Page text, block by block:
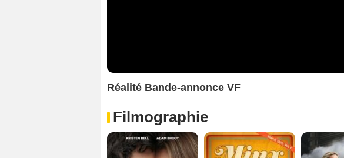
Réalité Bande-annonce VF
Filmographie